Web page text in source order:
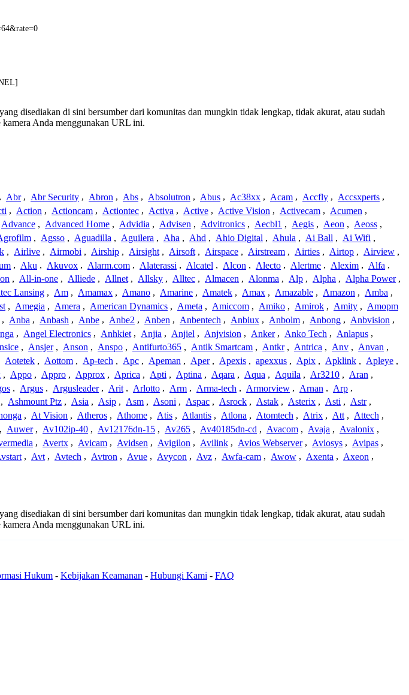
disediakan di sini bersumber dari komunitas dan mungkin tidak lengkap, tidak akurat, atau sudah
Anda menggunakan URL ini.
, Abr , Abr Security , Abron , Abs , Absolutron , Abus , Ac38xx , Acam , Accfly , Accsxperts ,
, Action , Actioncam , Actiontec , Activa , Active , Active Vision , Activecam , Acumen ,
Advance , Advanced Home , Advidia , Advisen , Advitronics , Aecbl1 , Aegis , Aeon , Aeoss ,
, Agsso , Aguadilla , Aguilera , Aha , Ahd , Ahio Digital , Ahula , Ai Ball , Ai Wifi ,
, Airlive , Airmobi , Airship , Airsight , Airsoft , Airspace , Airstream , Airties , Airtop , Airview ,
, Aku , Akuvox , Alarm.com , Alaterassi , Alcatel , Alcon , Alecto , Alertme , Alexim , Alfa ,
, All-in-one , Alliede , Allnet , Allsky , Alltec , Almacen , Alonma , Alp , Alpha , Alpha Power ,
Lansing , Am , Amamax , Amano , Amarine , Amatek , Amax , Amazable , Amazon , Amba ,
, Amegia , Amera , American Dynamics , Ameta , Amiccom , Amiko , Amirok , Amity , Amopm
, Anba , Anbash , Anbe , Anbe2 , Anben , Anbentech , Anbiux , Anbolm , Anbong , Anbvision ,
, Angel Electronics , Anhkiet , Anjia , Anjiel , Anjvision , Anker , Anko Tech , Anlapus ,
, Ansjer , Anson , Anspo , Antifurto365 , Antik Smartcam , Antkr , Antrica , Anv , Anvan ,
Aotetek , Aottom , Ap-tech , Apc , Apeman , Aper , Apexis , apexxus , Apix , Apklink , Apleye ,
, Appo , Appro , Approx , Aprica , Apti , Aptina , Aqara , Aqua , Aquila , Ar3210 , Aran ,
, Argus , Argusleader , Arit , Arlotto , Arm , Arma-tech , Armorview , Arnan , Arp ,
, Ashmount Ptz , Asia , Asip , Asm , Asoni , Aspac , Asrock , Astak , Asterix , Asti , Astr ,
, At Vision , Atheros , Athome , Atis , Atlantis , Atlona , Atomtech , Atrix , Att , Attech ,
, Auwer , Av102ip-40 , Av12176dn-15 , Av265 , Av40185dn-cd , Avacom , Avaja , Avalonix ,
, Avertx , Avicam , Avidsen , Avigilon , Avilink , Avios Webserver , Aviosys , Avipas ,
, Avt , Avtech , Avtron , Avue , Avycon , Avz , Awfa-cam , Awow , Axenta , Axeon ,
disediakan di sini bersumber dari komunitas dan mungkin tidak lengkap, tidak akurat, atau sudah
Anda menggunakan URL ini.
Hukum - Kebijakan Keamanan - Hubungi Kami - FAQ